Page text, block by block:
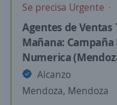
Se precisa Urgente
Agentes de
Mañana:
Numerica
Alcanzo
Mendoza, Mendoza